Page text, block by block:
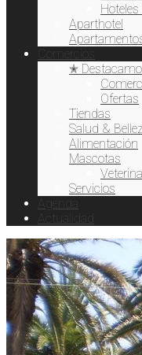
Aparthotel
Comercios
✭
Ofertas
Tiendas
Salud &
Alimentación
Mascotas
Servicios
Agenda
Actualidad